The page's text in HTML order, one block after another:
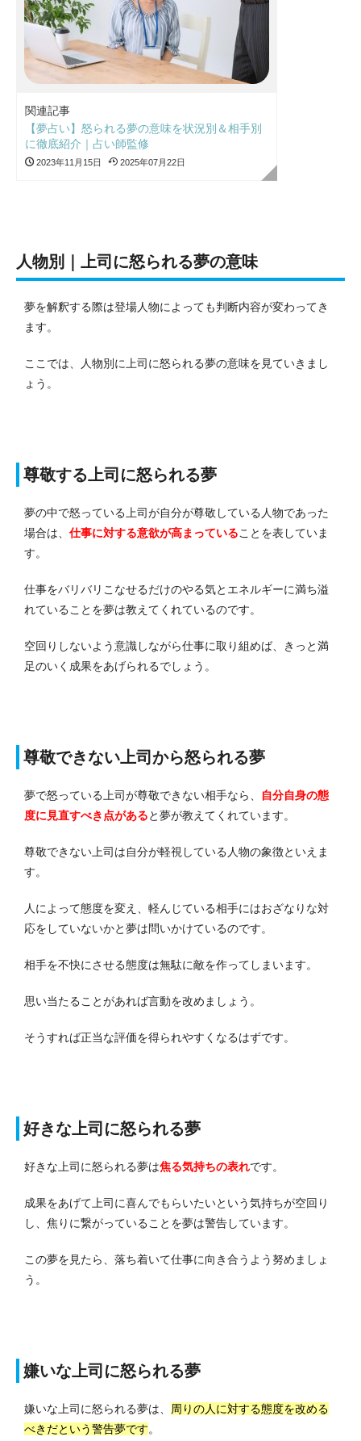
関連記事
【夢占い】怒られる夢の意味を状況別＆相手別
に徹底紹介｜占い師監修
2023年11月15日 2025年07月22日
人物別｜上司に怒られる夢の意味
夢を解釈する際は登場人物によっても判断内容が変わってき
ます。
ここでは、人物別に上司に怒られる夢の意味を見ていきまし
ょう。
尊敬する上司に怒られる夢
夢の中で怒っている上司が自分が尊敬している人物であった
場合は、 仕事に対する意欲が高まっていることを表していま
す。
仕事をバリバリこなせるだけのやる気とエネルギーに満ち溢
れていることを夢は教えてくれているのです。
空回りしないよう意識しながら仕事に取り組めば、きっと満
足のいく成果をあげられるでしょう。
尊敬できない上司から怒られる夢
夢で怒っている上司が尊敬できない相手なら、
自分自身の態
度に見直すべき点があると夢が教えてくれています。
尊敬できない上司は自分が軽視している人物の象徴といえま
す。
人によって態度を変え、軽んじている相手にはおざなりな対
応をしていないかと夢は問いかけているのです。
相手を不快にさせる態度は無駄に敵を作ってしまいます。
思い当たることがあれば言動を改めましょう。
そうすれば正当な評価を得られやすくなるはずです。
好きな上司に怒られる夢
好きな上司に怒られる夢は焦る気持ちの表れです。
成果をあげて上司に喜んでもらいたいという気持ちが空回り
し、焦りに繋がっていることを夢は警告しています。
この夢を見たら、落ち着いて仕事に向き合うよう努めましょ
う。
嫌いな上司に怒られる夢
嫌いな上司に怒られる夢は、
周りの人に対する態度を改める
べきだという警告夢です。